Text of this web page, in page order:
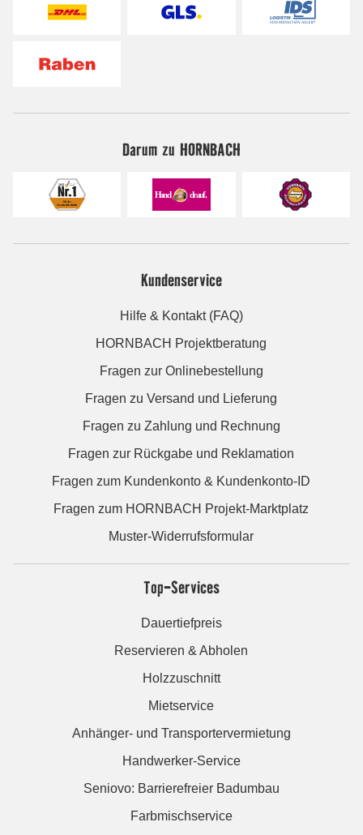
Darum zu HORNBACH
Kundenservice
Hilfe & Kontakt (FAQ)
HORNBACH Projektberatung
Fragen zur Onlinebestellung
Fragen zu Versand und Lieferung
Fragen zu Zahlung und Rechnung
Fragen zur Rückgabe und Reklamation
Fragen zum Kundenkonto & Kundenkonto-ID
Fragen zum HORNBACH Projekt-Marktplatz
Muster-Widerrufsformular
Top-Services
Dauertiefpreis
Reservieren & Abholen
Holzzuschnitt
Mietservice
Anhänger- und Transportervermietung
Handwerker-Service
Seniovo: Barrierefreier Badumbau
Farbmischservice